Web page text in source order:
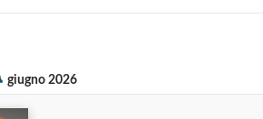
giugno 2026